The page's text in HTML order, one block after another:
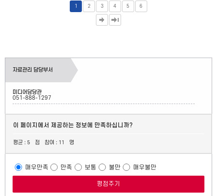
1 2 3 4 5 6
자료관리 담당부서
미디어담당관
051-888-1297
이 페이지에서 제공하는 정보에 만족하십니까?
평균 : 5 점 참여 : 11 명
매우만족 만족 보통 불만 매우불만